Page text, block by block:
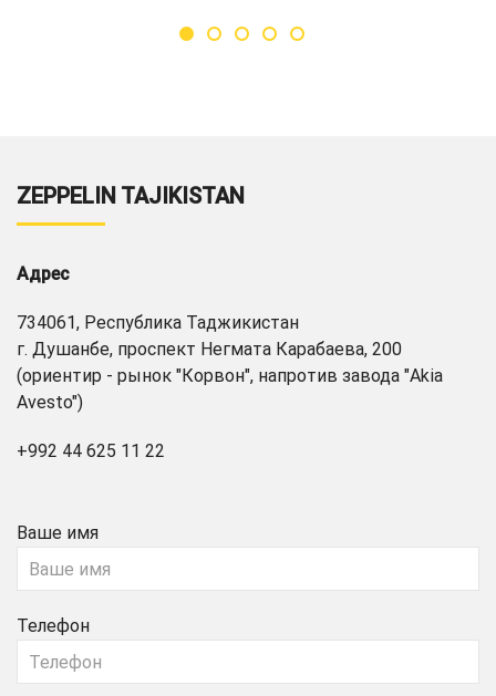
ZEPPELIN TAJIKISTAN
Адрес
734061, Республика Таджикистан
г. Душанбе, проспект Негмата Карабаева, 200
(ориентир - рынок "Корвон", напротив завода "Akia
Avesto")
+992 44 625 11 22
Ваше имя
Телефон